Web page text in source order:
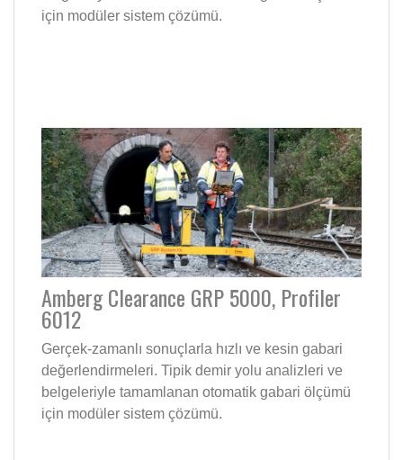
için modüler sistem çözümü.
Amberg Clearance GRP 5000, Profiler
6012
Gerçek-zamanlı sonuçlarla hızlı ve kesin gabari
değerlendirmeleri. Tipik demir yolu analizleri ve
belgeleriyle tamamlanan otomatik gabari ölçümü
için modüler sistem çözümü.